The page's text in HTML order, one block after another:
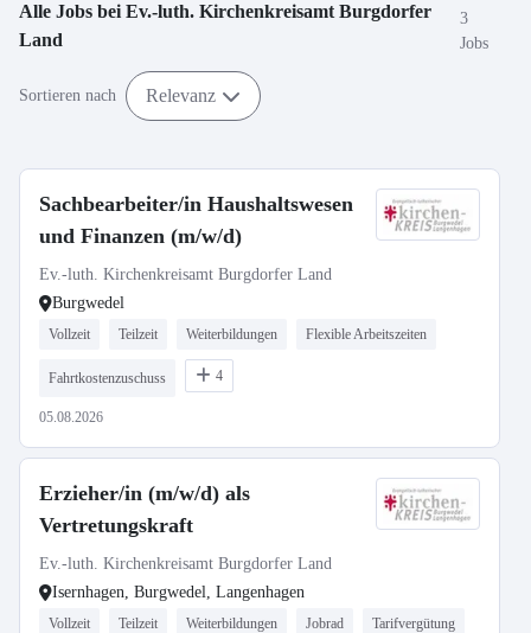
Alle Jobs bei Ev.-luth. Kirchenkreisamt Burgdorfer
Land
3
Jobs
Sortieren nach Relevanz
Sachbearbeiter/in Haushaltswesen
und Finanzen (m/w/d)
Ev.-luth. Kirchenkreisamt Burgdorfer Land
Burgwedel
Vollzeit Teilzeit Weiterbildungen Flexible Arbeitszeiten
Fahrtkostenzuschuss 4
05.08.2026
Erzieher/in (m/w/d) als
Vertretungskraft
Ev.-luth. Kirchenkreisamt Burgdorfer Land
Isernhagen, Burgwedel, Langenhagen
Vollzeit Teilzeit Weiterbildungen Jobrad Tarifvergütung